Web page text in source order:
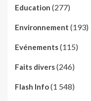
Education (277)
Environnement (193)
Evénements(115)
Faits divers(246)
Flash Info(1 548)